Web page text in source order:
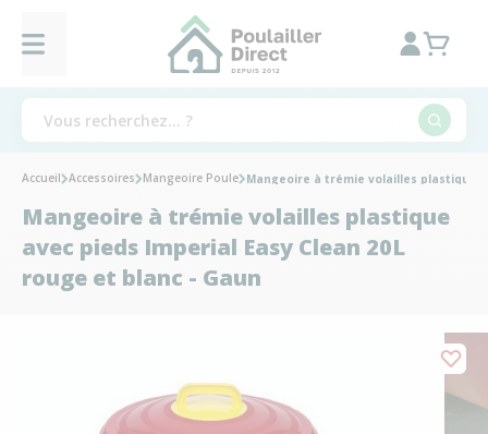
Accueil Accessoires Mangeoire Poule Mangeoire à trémie volailles plastique
Mangeoire à trémie volailles plastique
avec pieds Imperial Easy Clean 20L
rouge et blanc - Gaun